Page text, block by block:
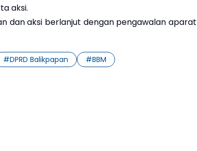
aksi.
dan aksi berlanjut dengan pengawalan aparat
#DPRD Balikpapan #BBM